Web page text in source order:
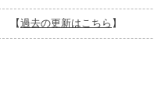
【過去の更新はこちら 】